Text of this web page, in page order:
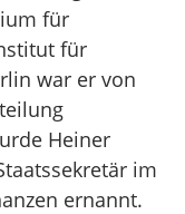
für
für
war er von
Heiner
im
ernannt.